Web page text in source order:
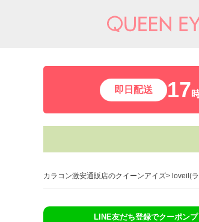
即日配送 17
カラコン激安通販店のクイーンアイズ loveil(
LINE友だち登録でクーポン